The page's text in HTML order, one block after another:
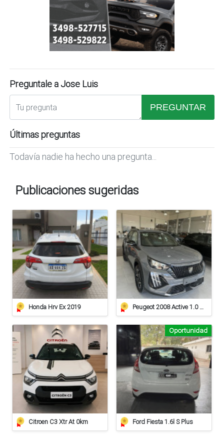
Preguntale a Jose Luis
PREGUNTAR
Últimas preguntas
Todavía nadie ha hecho una pregunta...
Publicaciones sugeridas
Honda Hrv Ex 2019 Peugeot 2008 Active 1.0 At
Citroen C3 Xtr At 0km Ford Fiesta 1.6l S Plus
Oportunidad